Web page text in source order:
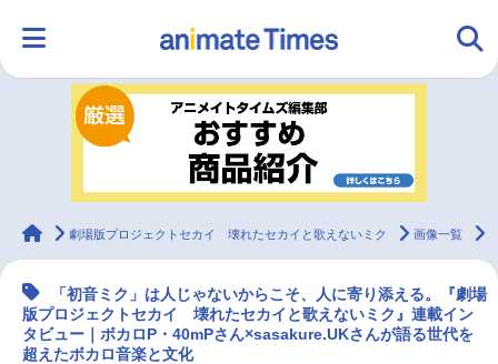
ランキング アニメ
ラジオ
マンガ・ラノベ ゲーム・アプリ 音楽 コスプレ
animateTimes
劇場版プロジェクトセカイ 壊れたセカイと歌えないミク 画像一覧
「初音ミク」は人じゃないからこそ、人に寄り添える。『劇場
版プロジェクトセカイ 壊れたセカイと歌えないミク』連載イン
タビュー｜ボカロP・40mPさん×sasakure.UKさんが語る世代を
超えたボカロ音楽と文化